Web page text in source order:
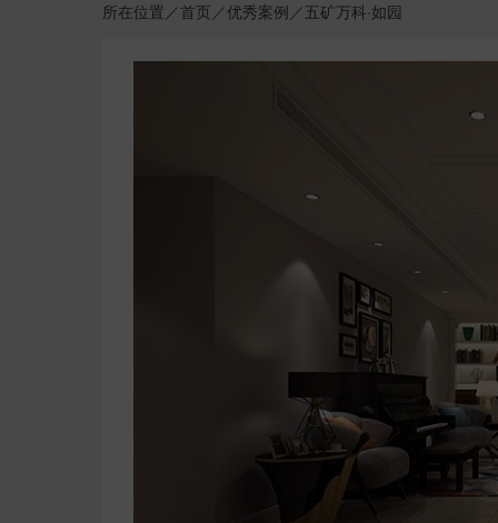
所在位置／首页 ／优秀案例 ／五矿万科·如园